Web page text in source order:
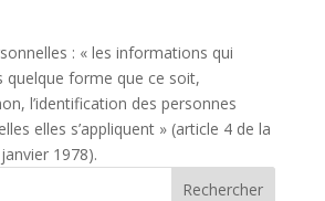
: « les informations qui
forme que ce soit,
l’identification des personnes
elles s’appliquent » (article 4 de la
1978).
Rechercher